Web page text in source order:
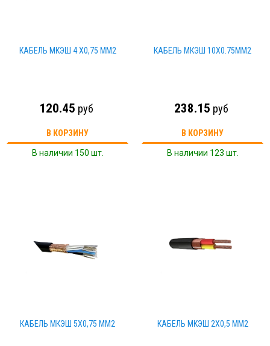
КАБЕЛЬ МКЭШ 4 Х0,75 ММ2
120.45 руб
В КОРЗИНУ
В наличии 150 шт.
КАБЕЛЬ МКЭШ 10Х0.75ММ2
238.15 руб
В КОРЗИНУ
В наличии 123 шт.
КАБЕЛЬ МКЭШ 5Х0,75 ММ2 КАБЕЛЬ МКЭШ 2Х0,5 ММ2